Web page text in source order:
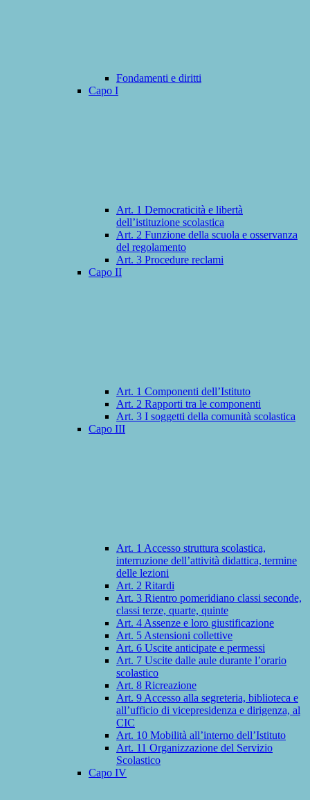
Fondamenti e diritti
Capo I
Art. 1 Democraticità e libertà
dell’istituzione scolastica
Art. 2 Funzione della scuola e osservanza
del regolamento
Art. 3 Procedure reclami
Capo II
Art. 1 Componenti dell’Istituto
Art. 2 Rapporti tra le componenti
Art. 3 I soggetti della comunità scolastica
Capo III
Art. 1 Accesso struttura scolastica,
interruzione dell’attività didattica, termine
delle lezioni
Art. 2 Ritardi
Art. 3 Rientro pomeridiano classi seconde,
classi terze, quarte, quinte
Art. 4 Assenze e loro giustificazione
Art. 5 Astensioni collettive
Art. 6 Uscite anticipate e permessi
Art. 7 Uscite dalle aule durante l’orario
scolastico
Art. 8 Ricreazione
Art. 9 Accesso alla segreteria, biblioteca e
all’ufficio di vicepresidenza e dirigenza, al
CIC
Art. 10 Mobilità all’interno dell’Istituto
Art. 11 Organizzazione del Servizio
Scolastico
Capo IV